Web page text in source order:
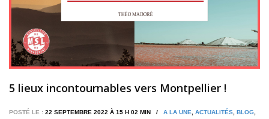
5 lieux incontournables vers Montpellier !
POSTÉ LE : 22 SEPTEMBRE 2022 À 15 H 02 MIN / A LA UNE ACTUALITÉS BLOG